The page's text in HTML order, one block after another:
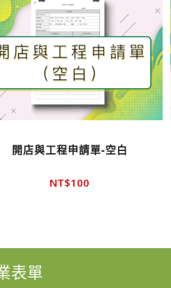
開店與工程申請單-空白
NT$100
表單